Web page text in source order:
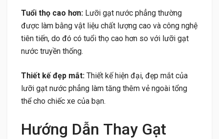
Tuổi thọ cao hơn: Lưỡi gạt nước phẳng thường
được làm bằng vật liệu chất lượng cao và công nghệ
tiên tiến, do đó có tuổi thọ cao hơn so với lưỡi gạt
nước truyền thống.
Thiết kế đẹp mắt: Thiết kế hiện đại, đẹp mắt của
lưỡi gạt nước phẳng làm tăng thêm vẻ ngoài tổng
thể cho chiếc xe của bạn.
Hướng Dẫn Thay Gạt